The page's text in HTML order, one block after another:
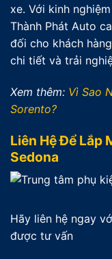
xe. Với kinh
Thành Phát Auto
đối cho khách
chi tiết và trải
Xem thêm: Vì Sao
Sorento?
Liên Hệ Để Lắp
Sedona
Hãy liên hệ ngay
được tư vấn